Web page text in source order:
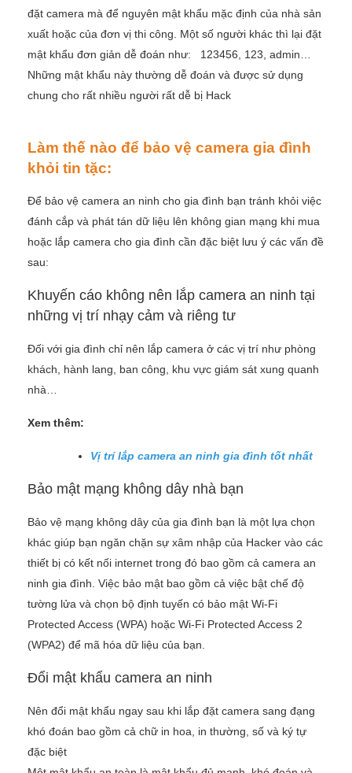
đặt camera mà để nguyên mật khẩu mặc định của nhà sản
xuất hoặc của đơn vị thi công. Một số người khác thì lại đặt
mật khẩu đơn giản dễ đoán như: 123456, 123, admin…
Những mật khẩu này thường dễ đoán và được sử dụng
chung cho rất nhiều người rất dễ bị Hack
Làm thế nào để bảo vệ camera gia đình
khỏi tin tặc:
Để bảo vệ camera an ninh cho gia đình bạn tránh khỏi việc
đánh cắp và phát tán dữ liệu lên không gian mạng khi mua
hoặc lắp camera cho gia đình cần đặc biệt lưu ý các vấn đề
sau:
Khuyến cáo không nên lắp camera an ninh tại
những vị trí nhạy cảm và riêng tư
Đối với gia đình chỉ nên lắp camera ở các vị trí như phòng
khách, hành lang, ban công, khu vực giám sát xung quanh
nhà…
Xem thêm:
Vị trí lắp camera an ninh gia đình tốt nhất
Bảo mật mạng không dây nhà bạn
Bảo vệ mạng không dây của gia đình bạn là một lựa chọn
khác giúp bạn ngăn chặn sự xâm nhập của Hacker vào các
thiết bị có kết nối internet trong đó bao gồm cả camera an
ninh gia đình. Việc bảo mật bao gồm cả việc bật chế độ
tường lửa và chọn bộ định tuyến có bảo mật Wi-Fi
Protected Access (WPA) hoặc Wi-Fi Protected Access 2
(WPA2) để mã hóa dữ liệu của bạn.
Đổi mật khẩu camera an ninh
Nên đổi mật khẩu ngay sau khi lắp đặt camera sang đạng
khó đoán bao gồm cả chữ in hoa, in thường, số và ký tự
đặc biệt